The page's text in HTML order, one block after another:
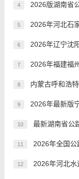
4 2026版湖南省
5 2026年河北石
6 2026年辽宁沈
7 2026年福建福
8 内蒙古呼和浩
9 2026年最新版
10 最新湖南省公
11 2026年全国公
12 2026年河北水